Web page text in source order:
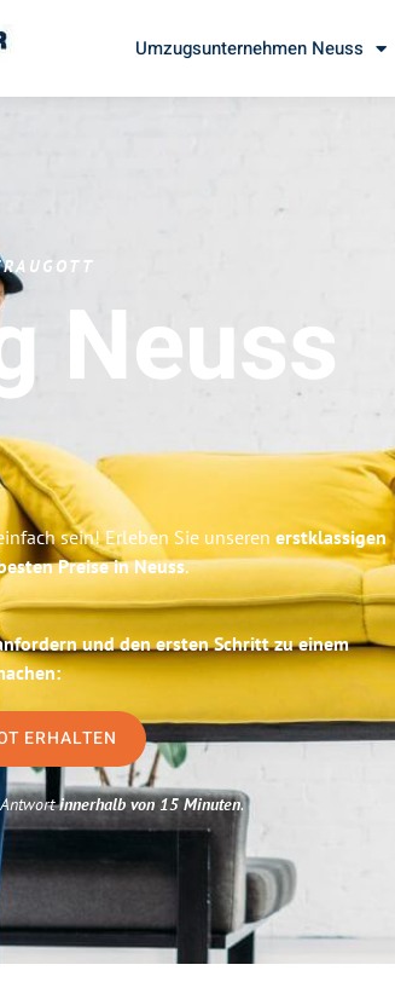
Umzugsunternehmen Neuss
Neuss
sein! Erleben Sie unseren erstklassigen
Preise in Neuss.
und den ersten Schritt zu einem
ERHALTEN
innerhalb von 15 Minuten.